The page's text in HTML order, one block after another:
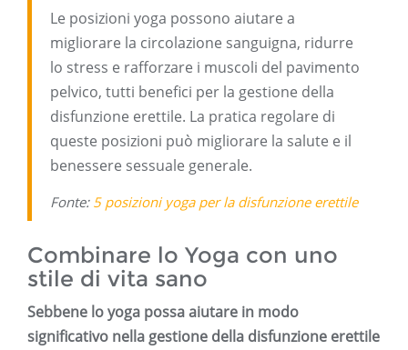
Le posizioni yoga possono aiutare a
migliorare la circolazione sanguigna, ridurre
lo stress e rafforzare i muscoli del pavimento
pelvico, tutti benefici per la gestione della
disfunzione erettile. La pratica regolare di
queste posizioni può migliorare la salute e il
benessere sessuale generale.
Fonte: 5 posizioni yoga per la disfunzione erettile
Combinare lo Yoga con uno
stile di vita sano
Sebbene lo yoga possa aiutare in modo
significativo nella gestione della disfunzione erettile